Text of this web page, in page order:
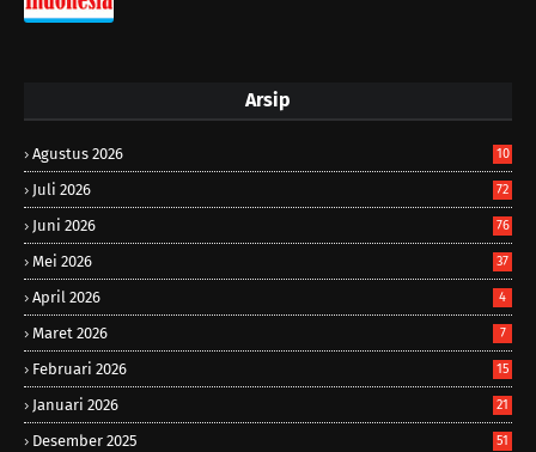
Arsip
Agustus 2026 10
Juli 2026 72
Juni 2026 76
Mei 2026 37
April 2026 4
Maret 2026 7
Februari 2026 15
Januari 2026 21
Desember 2025 51